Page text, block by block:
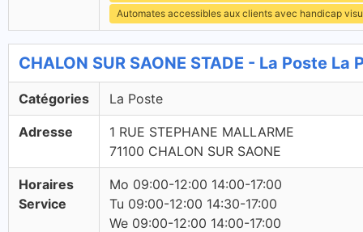
Automates accessibles aux clients avec handicap
CHALON SUR SAONE STADE - La Poste La
Catégories La Poste
Adresse
1 RUE STEPHANE MALLARME
71100 CHALON SUR SAONE
Horaires
Service
Mo 09:00-12:00 14:00-17:00
Tu 09:00-12:00 14:30-17:00
We 09:00-12:00 14:00-17:00